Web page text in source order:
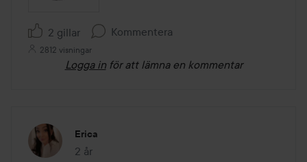
2 gillar Kommentera
2812 visningar
Logga in för att lämna en kommentar
Erica
2 år
Inlägget skapades 2 år